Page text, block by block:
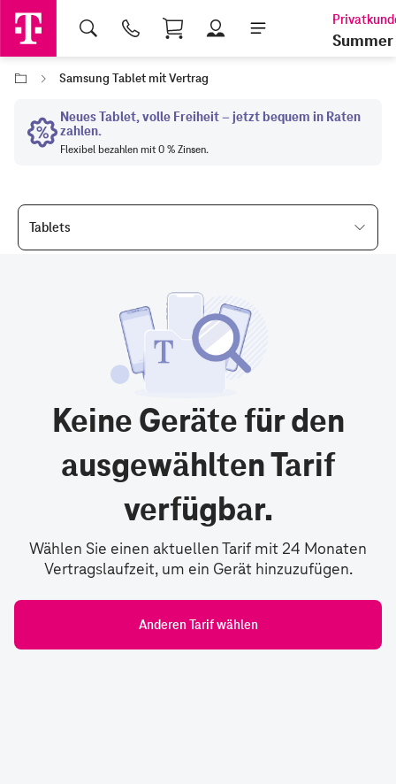
Shopping Cart
Summer
Samsung Tablet mit Vertrag
Tablets
Keine Geräte für den
ausgewählten Tarif
verfügbar.
Wählen Sie einen aktuellen Tarif mit 24 Monaten
Vertragslaufzeit, um ein Gerät hinzuzufügen.
Anderen Tarif wählen